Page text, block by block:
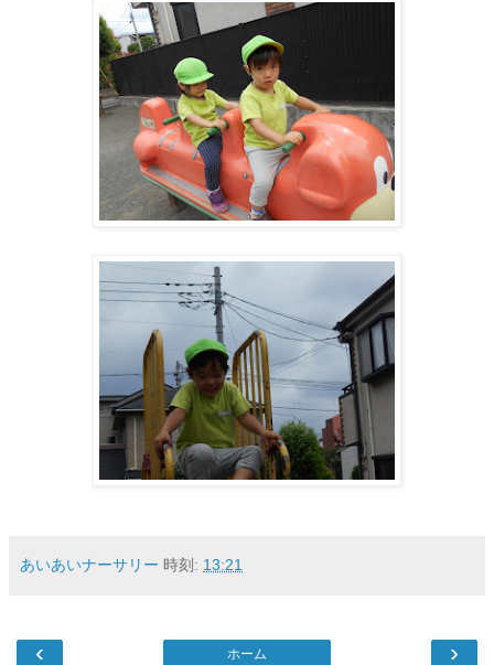
あいあいナーサリー 時刻: 13:21
‹ ›
ホーム